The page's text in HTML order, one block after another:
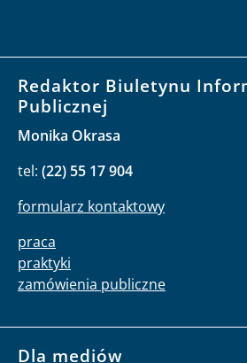
Redaktor Biuletynu
Publicznej
Monika Okrasa
tel: (22) 55 17 904
formularz kontaktowy
praca
praktyki
zamówienia publiczne
Dla mediów